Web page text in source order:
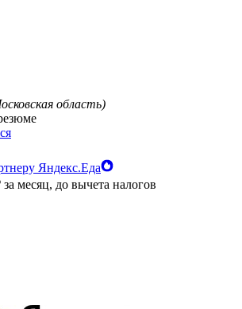
область)
Яндекс.Еда
за месяц, до вычета налогов